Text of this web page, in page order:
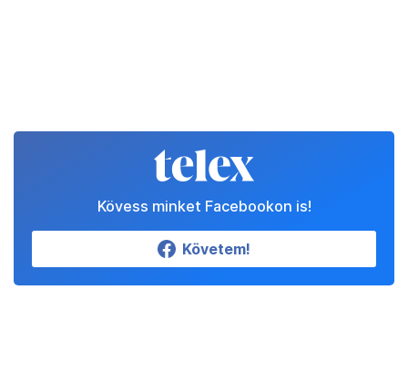
Kövess minket Facebookon is!
Követem!